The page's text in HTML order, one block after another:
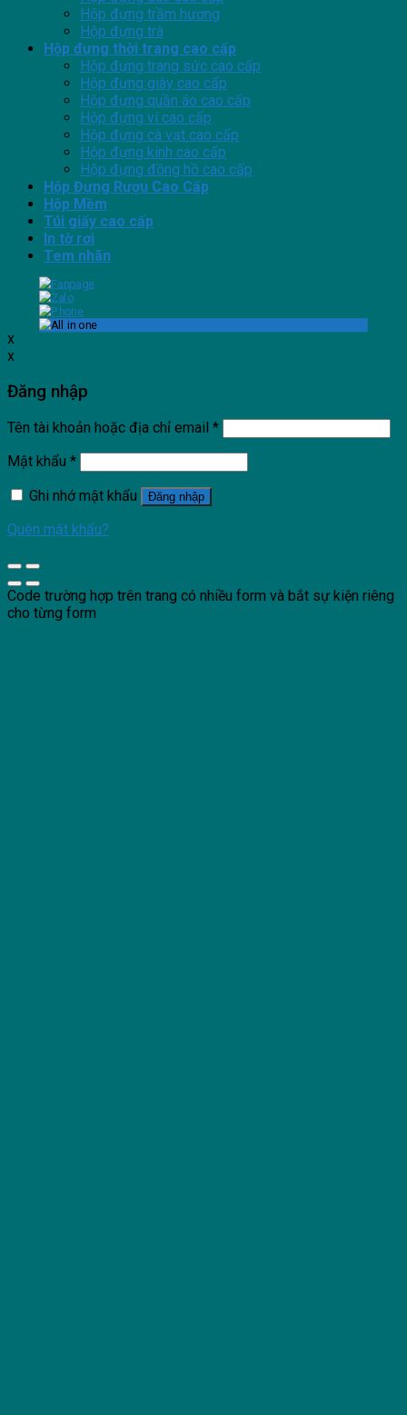
Hộp đựng trầm hương
Hộp đựng trà
Hộp đựng thời trang cao cấp
Hộp đựng trang sức cao cấp
Hộp đựng giày cao cấp
Hộp đựng quần áo cao cấp
Hộp đựng ví cao cấp
Hộp đựng cà vạt cao cấp
Hộp đựng kính cao cấp
Hộp đựng đồng hồ cao cấp
Hộp Đựng Rượu Cao Cấp
Hộp Mềm
Túi giấy cao cấp
In tờ rơi
Tem nhãn
x
x
Đăng nhập
Tên tài khoản hoặc địa chỉ email *
Mật khẩu *
Ghi nhớ mật khẩu
Đăng nhập
Quên mật khẩu?
Code trường hợp trên trang có nhiều form và bắt sự kiện riêng
cho từng form